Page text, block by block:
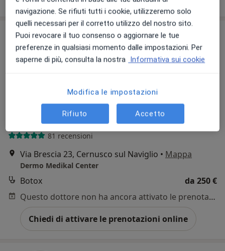
Dr. Luca Fioravanti
Medico estetico, Dietologo·Altro
81 recensioni
Via Brescia 23, Cernusco sul Naviglio • Mappa
Dermo Medikal Center
Botox
da 250 €
Questo dottore non ha ancora attivato le prenotazioni online presso questo indirizzo.
Chiedi di attivare le prenotazioni online
navigazione. Se rifiuti tutti i cookie, utilizzeremo solo
quelli necessari per il corretto utilizzo del nostro sito.
Puoi revocare il tuo consenso o aggiornare le tue
preferenze in qualsiasi momento dalle impostazioni. Per
saperne di più, consulta la nostra Informativa sui cookie
Modifica le impostazioni
Rifiuto Accetto